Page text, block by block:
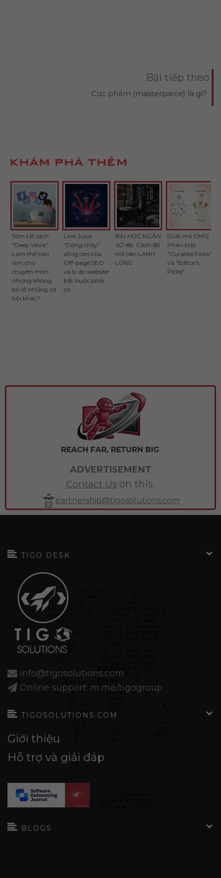
Bài tiếp theo
Cực phẩm (masterpiece) là gì?
Tóm tắt sách
"Deep Work":
Làm thế nào
làm chủ
chuyên môn
nhưng không
bỏ lỡ những cơ
Link Juice:
“Dòng chảy”
sống còn của
Off-page SEO
và lý do website
bắt buộc phải
BÀI HỌC NGẮN
SỐ #8: Cách để
trở nên LẠNH
[Giải mã CMS]
Phân biệt
"Curated Picks"
và "Editor's
ADVERTISEMENT
Contact Us on this.
partnership@tigosolutions.com
info@tigosolutions.com
Giới thiệu
Hỗ trợ và giải đáp